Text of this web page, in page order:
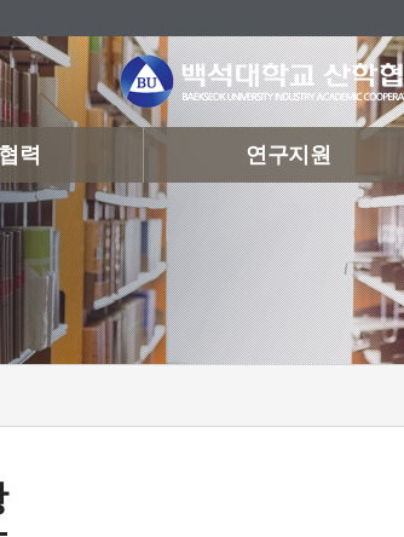
력 연구지원